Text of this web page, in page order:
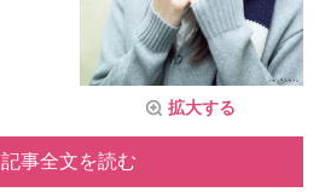
拡大する
記事全文を読む